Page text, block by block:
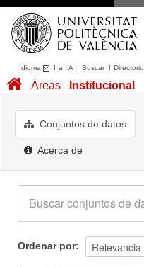
Idioma I a ·A I BuscarI Directorio
Conjuntos de datos
Acerca de
Áreas Institucional
Conjuntos de datos
Acerca de
Ordenar por